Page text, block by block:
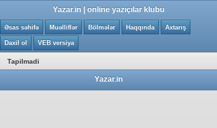
Yazar.in | online yazıçılar klubu
Əsas səhifə Muəlliflər Bölmələr Haqqında Axtarış
Daxil ol VEB versiya
Tapilmadi
Yazar.in